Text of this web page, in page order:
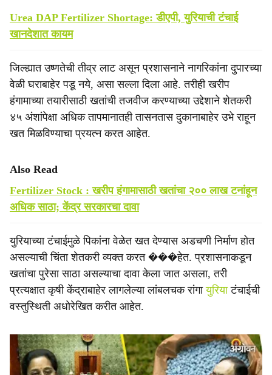
Urea DAP Fertilizer Shortage: डीएपी, युरियाची टंचाई
खानदेशात कायम
जिल्ह्यात उष्णतेची तीव्र लाट असून प्रशासनाने नागरिकांना दुपारच्या
वेळी घराबाहेर पडू नये, असा सल्ला दिला आहे. तरीही खरीप
हंगामाच्या तयारीसाठी खतांची तजवीज करण्याच्या उद्देशाने शेतकरी
४५ अंशांपेक्षा अधिक तापमानातही तासनतास दुकानाबाहेर उभे राहून
खत मिळविण्याचा प्रयत्न करत आहेत.
Also Read
Fertilizer Stock : खरीप हंगामासाठी खतांचा २०० लाख टनांहून
अधिक साठा; केंद्र सरकारचा दावा
युरियाच्या टंचाईमुळे पिकांना वेळेत खत देण्यास अडचणी निर्माण होत
असल्याची चिंता शेतकरी व्यक्त करत ���हेत. प्रशासनाकडून
खतांचा पुरेसा साठा असल्याचा दावा केला जात असला, तरी
प्रत्यक्षात कृषी केंद्राबाहेर लागलेल्या लांबलचक रांगायुरियाटंचाईची
वस्तुस्थिती अधोरेखित करीत आहेत.